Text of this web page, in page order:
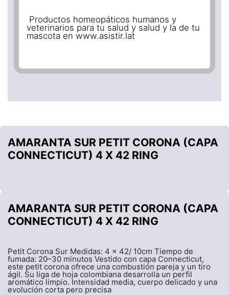
Productos homeopáticos humanos y
veterinarios para tu salud y salud y la de tu
mascota en www.asistir.lat
AMARANTA SUR PETIT CORONA (CAPA
CONNECTICUT) 4 X 42 RING
AMARANTA SUR PETIT CORONA (CAPA
CONNECTICUT) 4 X 42 RING
Petit Corona Sur Medidas: 4 x 42/ 10cm Tiempo de
fumada: 20–30 minutos Vestido con capa Connecticut,
este petit corona ofrece una combustión pareja y un tiro
ágil. Su liga de hoja colombiana desarrolla un perfil
aromático limpio. Intensidad media, cuerpo delicado y una
evolución corta pero precisa